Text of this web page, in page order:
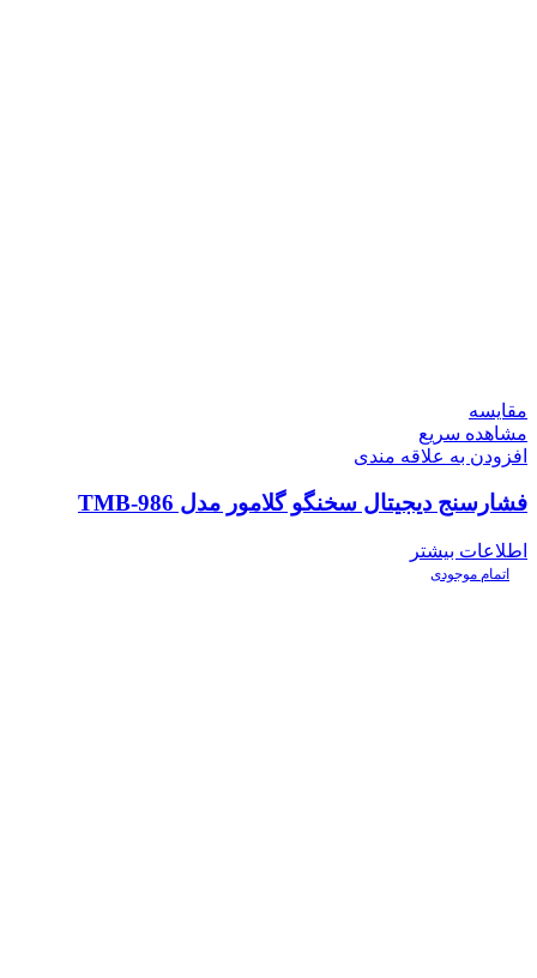
مقایسه
مشاهده سریع
افزودن به علاقه مندی
فشارسنج دیجیتال سخنگو گلامور مدل TMB-986
اطلاعات بیشتر
اتمام موجودی